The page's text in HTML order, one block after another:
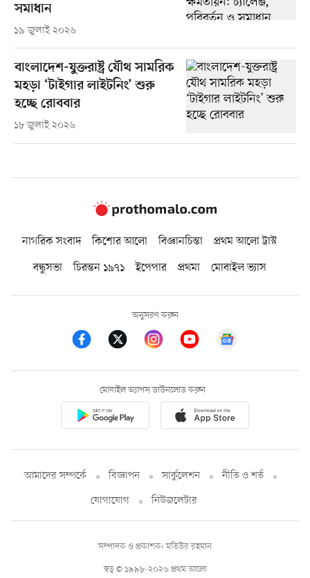
সমাধান
১৯ জুলাই ২০২৬
বাংলাদেশ-যুক্তরাষ্ট্র যৌথ সামরিক
মহড়া ‘টাইগার লাইটনিং’ শুরু
হচ্ছে রোববার
১৮ জুলাই ২০২৬
নাগরিক সংবাদ কিশোর আলো বিজ্ঞানচিন্তা
প্রথম আলো ট্রাস্ট
বন্ধুসভা
চিরন্তন ১৯৭১ ইপেপার প্রথমা মোবাইল ভ্যাস
অনুসরণ করুন
মোবাইল অ্যাপস ডাউনলোড করুন
আমাদের সম্পর্কে বিজ্ঞাপন সার্কুলেশন
নীতি ও শর্ত
যোগাযোগ
নিউজলেটার
স্বত্ব © ১৯৯৮-২০২৬ প্রথম আলো
সম্পাদক ও প্রকাশক: মতিউর রহমান